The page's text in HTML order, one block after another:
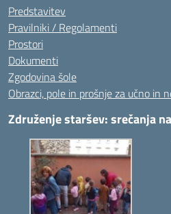
Predstavitev
Pravilniki / Regolamenti
Prostori
Dokumenti
Zgodovina šole
Obrazci, pole in prošnje za učno in
Združenje staršev: srečanja